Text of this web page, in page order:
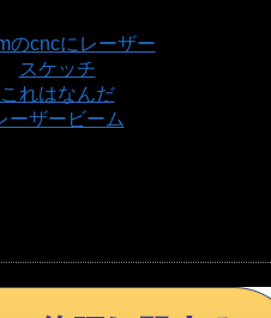
のcncにレーザー
スケッチ
これはなんだ
ーザービーム